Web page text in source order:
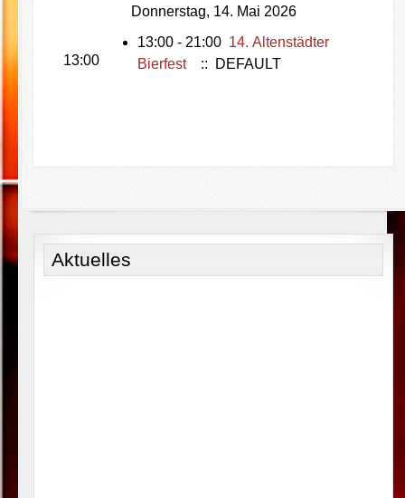
Donnerstag, 14. Mai 2026
13:00
13:00 - 21:00 14. Altenstädter
Bierfest
:: DEFAULT
Aktuelles